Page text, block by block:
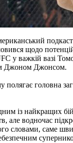
щодо
у важкій вазі
Джоном Джонсом.
полягає головна
із найкращих
але водночас
словами, саме